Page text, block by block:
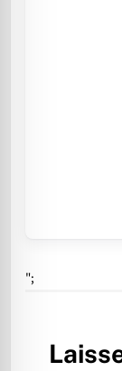
";